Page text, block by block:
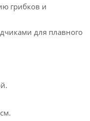
грибков и
для плавного